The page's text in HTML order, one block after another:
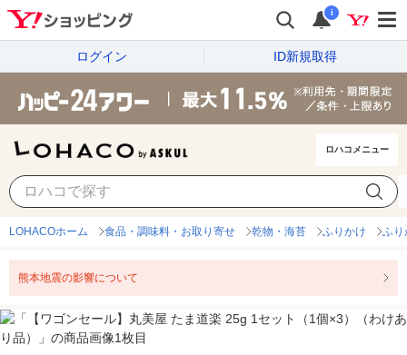
i
ログイン ID新規取得
ロハコメニュー
LOHACOホーム 食品・調味料・お取り寄せ 乾物・海苔 ふりかけ ふり
熊本地震の影響について